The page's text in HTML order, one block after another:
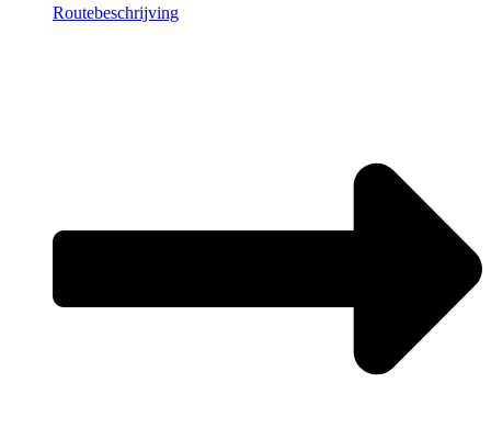
Routebeschrijving